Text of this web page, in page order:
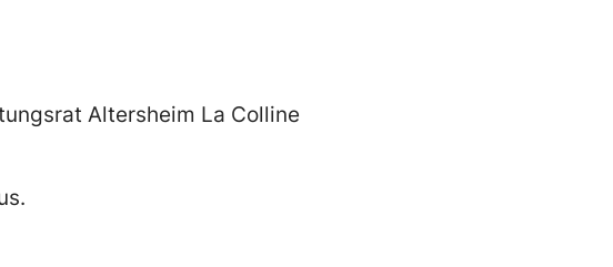
Altersheim La Colline